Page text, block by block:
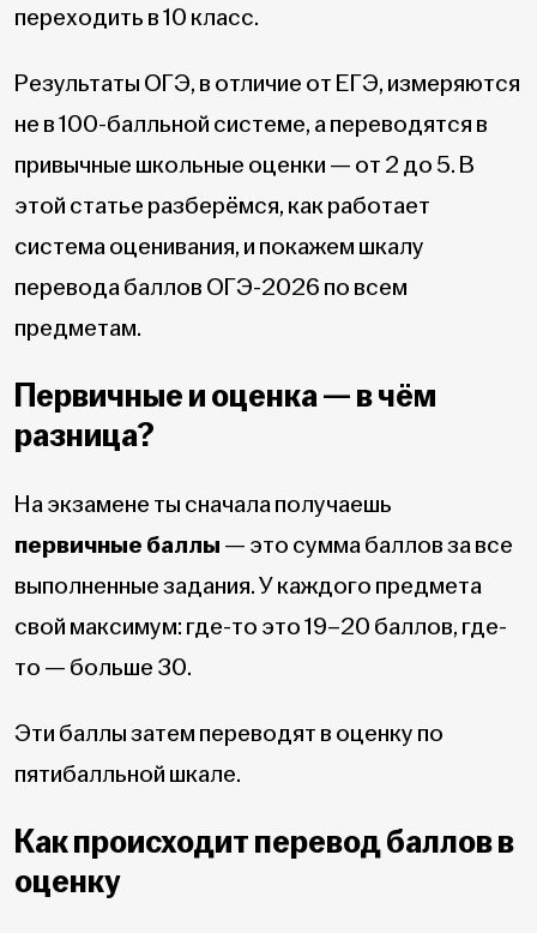
переходить в 10 класс.
Результаты ОГЭ, в отличие от ЕГЭ, измеряются
не в 100-балльной системе, а переводятся в
привычные школьные оценки — от 2 до 5. В
этой статье разберёмся, как работает
система оценивания, и покажем шкалу
перевода баллов ОГЭ-2026 по всем
предметам.
Первичные и оценка — в чём
разница?
На экзамене ты сначала получаешь
первичные баллы — это сумма баллов за все
выполненные задания. У каждого предмета
свой максимум: где-то это 19–20 баллов, где-
то — больше 30.
Эти баллы затем переводят в оценку по
пятибалльной шкале.
Как происходит перевод баллов в
оценку